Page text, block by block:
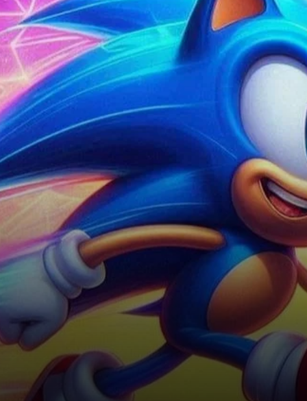
Sonic (S) attire l'attention des
investisseurs avec un bond
spectaculaire de 24 % au
cours du dernier mois,
incluant une hausse de 1,20 %
au cours des dernières 24
heures.